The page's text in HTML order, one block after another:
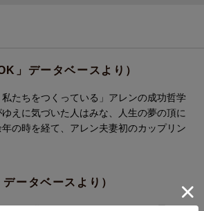
」データベースより）
私たちをつくっている」アレンの成功哲学
えに気づいた人はみな、人生の夢の頂に
の時を経て、アレン夫妻初のカップリン
ータベースより）